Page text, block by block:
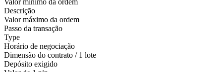
Valor mínimo da ordem
Descrição
Valor máximo da ordem
Passo da transação
Type
Horário de negociação
Dimensão do contrato / 1 lote
Depósito exigido